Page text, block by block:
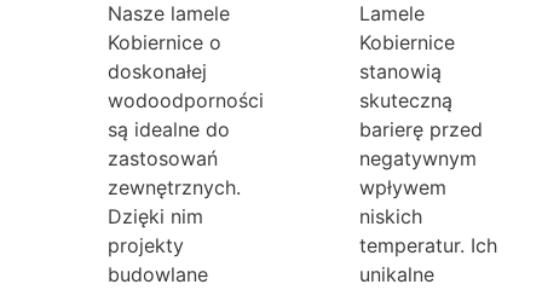
Nasze lamele
Kobiernice o
doskonałej
wodoodporności
są idealne do
zastosowań
zewnętrznych.
Dzięki nim
projekty
budowlane
Lamele
Kobiernice
stanowią
skuteczną
barierę przed
negatywnym
wpływem
niskich
temperatur. Ich
unikalne